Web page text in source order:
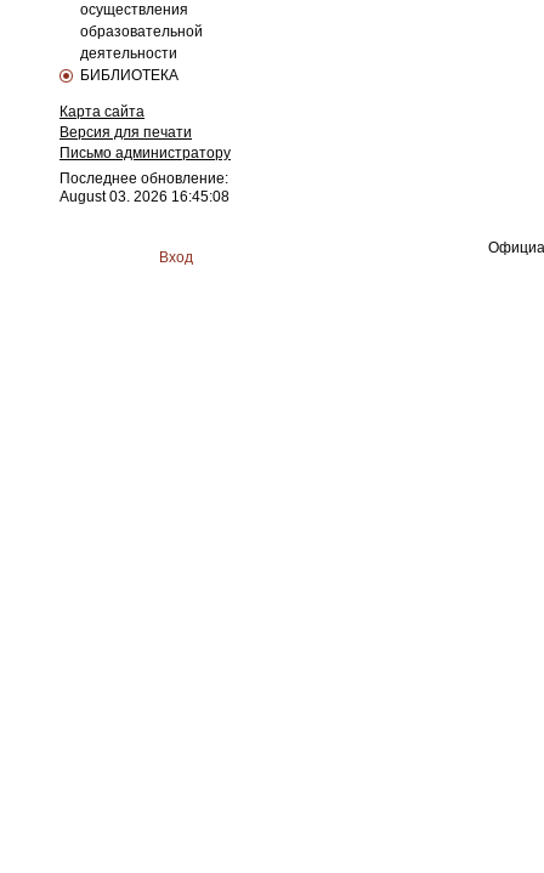
осуществления
образовательной
деятельности
БИБЛИОТЕКА
Карта сайта
Версия для печати
Письмо администратору
Последнее обновление:
August 03. 2026 16:45:08
Вход